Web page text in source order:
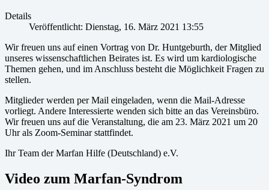
Details
Veröffentlicht: Dienstag, 16. März 2021 13:55
Wir freuen uns auf einen Vortrag von Dr. Huntgeburth, der Mitglied
unseres wissenschaftlichen Beirates ist. Es wird um kardiologische
Themen gehen, und im Anschluss besteht die Möglichkeit Fragen zu
stellen.
Mitglieder werden per Mail eingeladen, wenn die Mail-Adresse
vorliegt. Andere Interessierte wenden sich bitte an das Vereinsbüro.
Wir freuen uns auf die Veranstaltung, die am 23. März 2021 um 20
Uhr als Zoom-Seminar stattfindet.
Ihr Team der Marfan Hilfe (Deutschland) e.V.
Video zum Marfan-Syndrom